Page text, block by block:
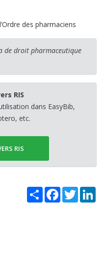
des pharmaciens
de droit pharmaceutique
RIS
dans EasyBib,
etc.
RIS
Share Facebook
Twitter